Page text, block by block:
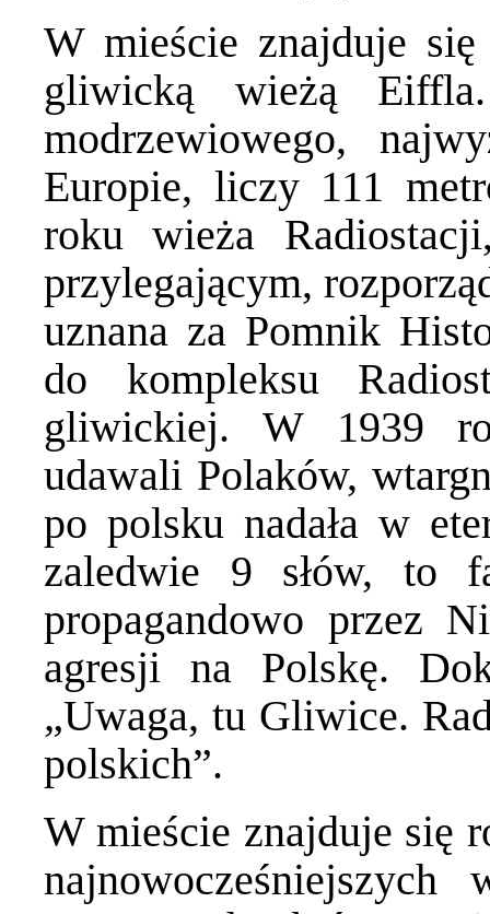
W mieście znajduje się
gliwicką wieżą
modrzewiowego,
Europie, liczy 111
roku wieża
przylegającym,
uznana za Pomnik
do kompleksu
gliwickiej. W 1939
udawali Polaków,
po polsku nadała w
zaledwie 9 słów, to
propagandowo przez
agresji na Polskę.
„Uwaga, tu Gliwice.
polskich”.
W mieście znajduje się